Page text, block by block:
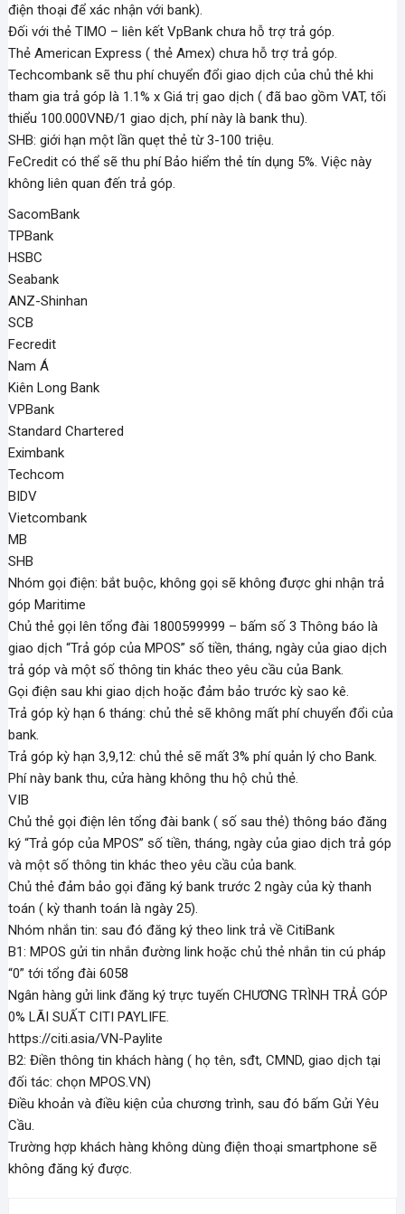
điện thoại để xác nhận với bank).
Đối với thẻ TIMO – liên kết VpBank chưa hỗ trợ trả góp.
Thẻ American Express ( thẻ Amex) chưa hỗ trợ trả góp.
Techcombank sẽ thu phí chuyển đổi giao dịch của chủ thẻ khi
tham gia trả góp là 1.1% x Giá trị gao dịch ( đã bao gồm VAT, tối
thiểu 100.000VNĐ/1 giao dịch, phí này là bank thu).
SHB: giới hạn một lần quẹt thẻ từ 3-100 triệu.
FeCredit có thể sẽ thu phí Bảo hiểm thẻ tín dụng 5%. Việc này
không liên quan đến trả góp.
SacomBank
TPBank
HSBC
Seabank
ANZ-Shinhan
SCB
Fecredit
Nam Á
Kiên Long Bank
VPBank
Standard Chartered
Eximbank
Techcom
BIDV
Vietcombank
MB
SHB
Nhóm gọi điện: bắt buộc, không gọi sẽ không được ghi nhận trả
góp Maritime
Chủ thẻ gọi lên tổng đài 1800599999 – bấm số 3 Thông báo là
giao dịch “Trả góp của MPOS” số tiền, tháng, ngày của giao dịch
trả góp và một số thông tin khác theo yêu cầu của Bank.
Gọi điện sau khi giao dịch hoặc đảm bảo trước kỳ sao kê.
Trả góp kỳ hạn 6 tháng: chủ thẻ sẽ không mất phí chuyển đổi của
bank.
Trả góp kỳ hạn 3,9,12: chủ thẻ sẽ mất 3% phí quản lý cho Bank.
Phí này bank thu, cửa hàng không thu hộ chủ thẻ.
VIB
Chủ thẻ gọi điện lên tổng đài bank ( số sau thẻ) thông báo đăng
ký “Trả góp của MPOS” số tiền, tháng, ngày của giao dịch trả góp
và một số thông tin khác theo yêu cầu của bank.
Chủ thẻ đảm bảo gọi đăng ký bank trước 2 ngày của kỳ thanh
toán ( kỳ thanh toán là ngày 25).
Nhóm nhắn tin: sau đó đăng ký theo link trả về CitiBank
B1: MPOS gửi tin nhắn đường link hoặc chủ thẻ nhắn tin cú pháp
“0” tới tổng đài 6058
Ngân hàng gửi link đăng ký trực tuyến CHƯƠNG TRÌNH TRẢ GÓP
0% LÃI SUẤT CITI PAYLIFE.
https://citi.asia/VN-Paylite
B2: Điền thông tin khách hàng ( họ tên, sđt, CMND, giao dịch tại
đối tác: chọn MPOS.VN)
Điều khoản và điều kiện của chương trình, sau đó bấm Gửi Yêu
Cầu.
Trường hợp khách hàng không dùng điện thoại smartphone sẽ
không đăng ký được.